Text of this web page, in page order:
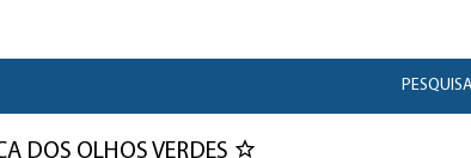
DOS OLHOS VERDES